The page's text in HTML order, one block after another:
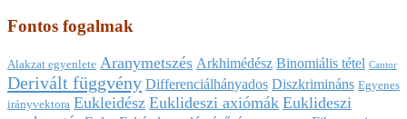
Fontos fogalmak
Alakzat egyenlete Aranymetszés Arkhimédész Binomiális tétel Cantor
Derivált függvény Differenciálhányados Diszkrimináns Egyenes
irányvektora Eukleidész Euklideszi axiómák Euklideszi